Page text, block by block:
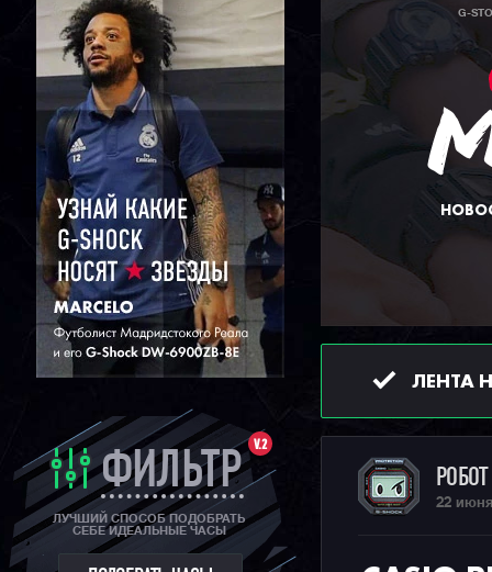
V.2
ФИЛЬТР
ЛУЧШИЙ СПОСОБ ПОДОБРАТЬ
СЕБЕ ИДЕАЛЬНЫЕ ЧАСЫ
G-
ЛЕНТА
22